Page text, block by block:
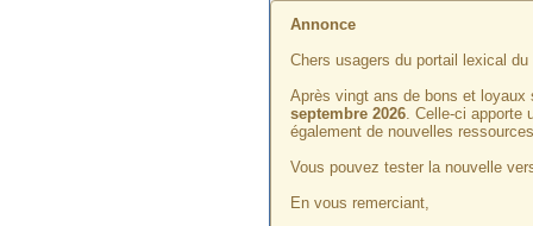
Annonce
Chers usagers du portail lexical du
Après vingt ans de bons et
septembre 2026. Celle-ci apporte
également de nouvelles
Vous pouvez tester la nouvelle
En vous remerciant,